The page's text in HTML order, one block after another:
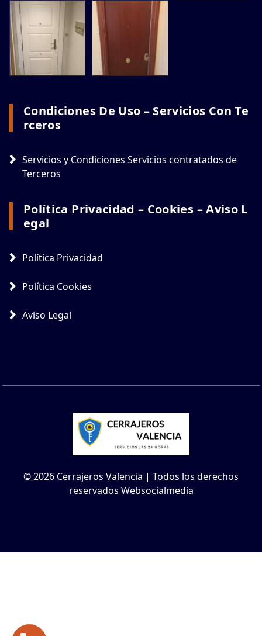
Condiciones De Uso – Servicios Con Te
Rceros
Servicios y Condiciones Servicios contratados de
Terceros
Política Privacidad – Cookies – Aviso L
Egal
Política Privacidad
Política Cookies
Aviso Legal
© 2026 Cerrajeros Valencia | Todos los derechos
reservados Websocialmedia